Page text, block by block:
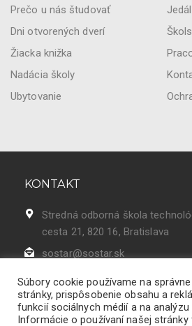
Prečo u nás študovať
Dni otvorených dverí
Žiacka knižka
Nadácia školy
Ubytovanie
KONTAKT
Stredná odborná škola
cesta 21, 820 16, Bratislava
sostar@sostar.sk
02 43 42 50 86
Súbory cookie používame na
stránky, prispôsobenie obsahu a
funkcií sociálnych médií a na
Informácie o používaní našej